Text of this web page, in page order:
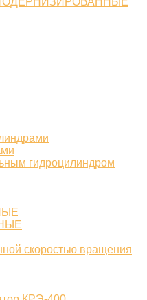
гидроцилиндром
скоростью вращения